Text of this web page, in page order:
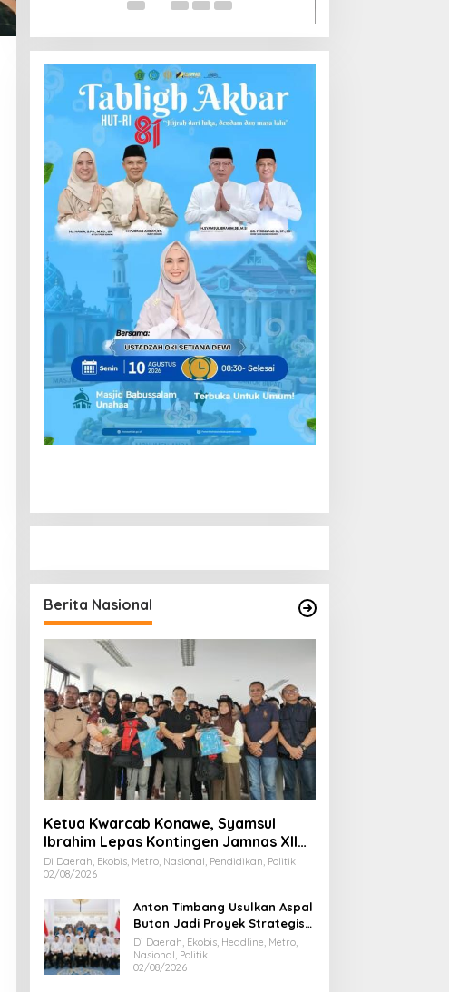
Berita Nasional
Ketua Kwarcab Konawe, Syamsul
Ibrahim Lepas Kontingen Jamnas XII
2026
Di Daerah, Ekobis, Metro, Nasional, Pendidikan, Politik
02/08/2026
Anton Timbang Usulkan Aspal
Buton Jadi Proyek Strategis
Nasional
Di Daerah, Ekobis, Headline, Metro,
Nasional, Politik
02/08/2026